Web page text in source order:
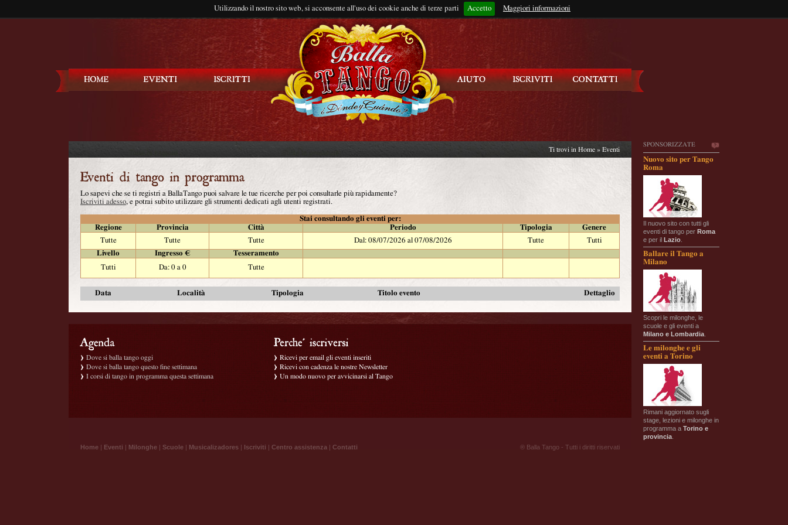
Utilizzando il nostro sito web, si acconsente all'uso dei cookie anche di terze parti Accetto Maggiori informazioni
Rimani connesso?
SPONSORIZZATE
Nuovo sito per Tango
Roma
Il nuovo sito con tutti gli
eventi di tango per Roma
e per il Lazio
Ballare il Tango a
Milano
Scopri le milonghe, le
scuole e gli eventi a
Milano e Lombardia
Le milonghe e gli
eventi a Torino
Rimani aggiornato sugli
stage, lezioni e milonghe in
programma a Torino e
provincia
Ti trovi in Home » Eventi
Lo sapevi che se ti registri a BallaTango puoi salvare le tue ricerche per poi consultarle più rapidamente?
Iscriviti adesso, e potrai subito utilizzare gli strumenti dedicati agli utenti registrati.
Stai consultando gli eventi per:
Regione
Provincia Città Periodo Tipologia
Genere
Tutte
Tutte Tutte Dal: 08/07/2026 al 07/08/2026 Tutte
Tutti
Livello
Ingresso €
Tesseramento
Tutti
Da: 0 a 0 Tutte
Data Località Tipologia Titolo evento Dettaglio
Dove si balla tango oggi
Dove si balla tango questo fine settimana
I corsi di tango in programma questa settimana
Ricevi per email gli eventi inseriti
Ricevi con cadenza le nostre Newsletter
Un modo nuovo per avvicinarsi al Tango
Home | Eventi | Milonghe | Scuole | Musicalizadores | Iscriviti | Centro assistenza | Contatti ® Balla Tango - Tutti i diritti riservati